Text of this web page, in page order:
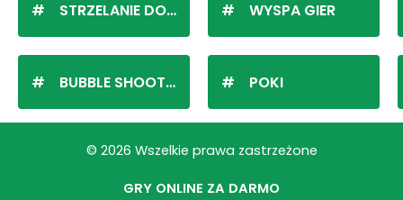
STRZELANIE DO KULEK
BUBBLE SHOOTER
WYSPA GIER
POKI
© 2026 Wszelkie prawa zastrzeżone
GRY ONLINE ZA DARMO